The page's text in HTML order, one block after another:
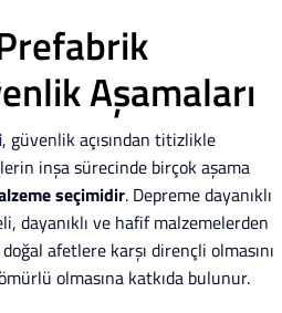
Aşamaları
, güvenlik açısından titizlikle
inşa sürecinde birçok aşama
seçimidir. Depreme dayanıklı
dayanıklı ve hafif malzemelerden
afetlere karşı dirençli olmasını
olmasına katkıda bulunur.